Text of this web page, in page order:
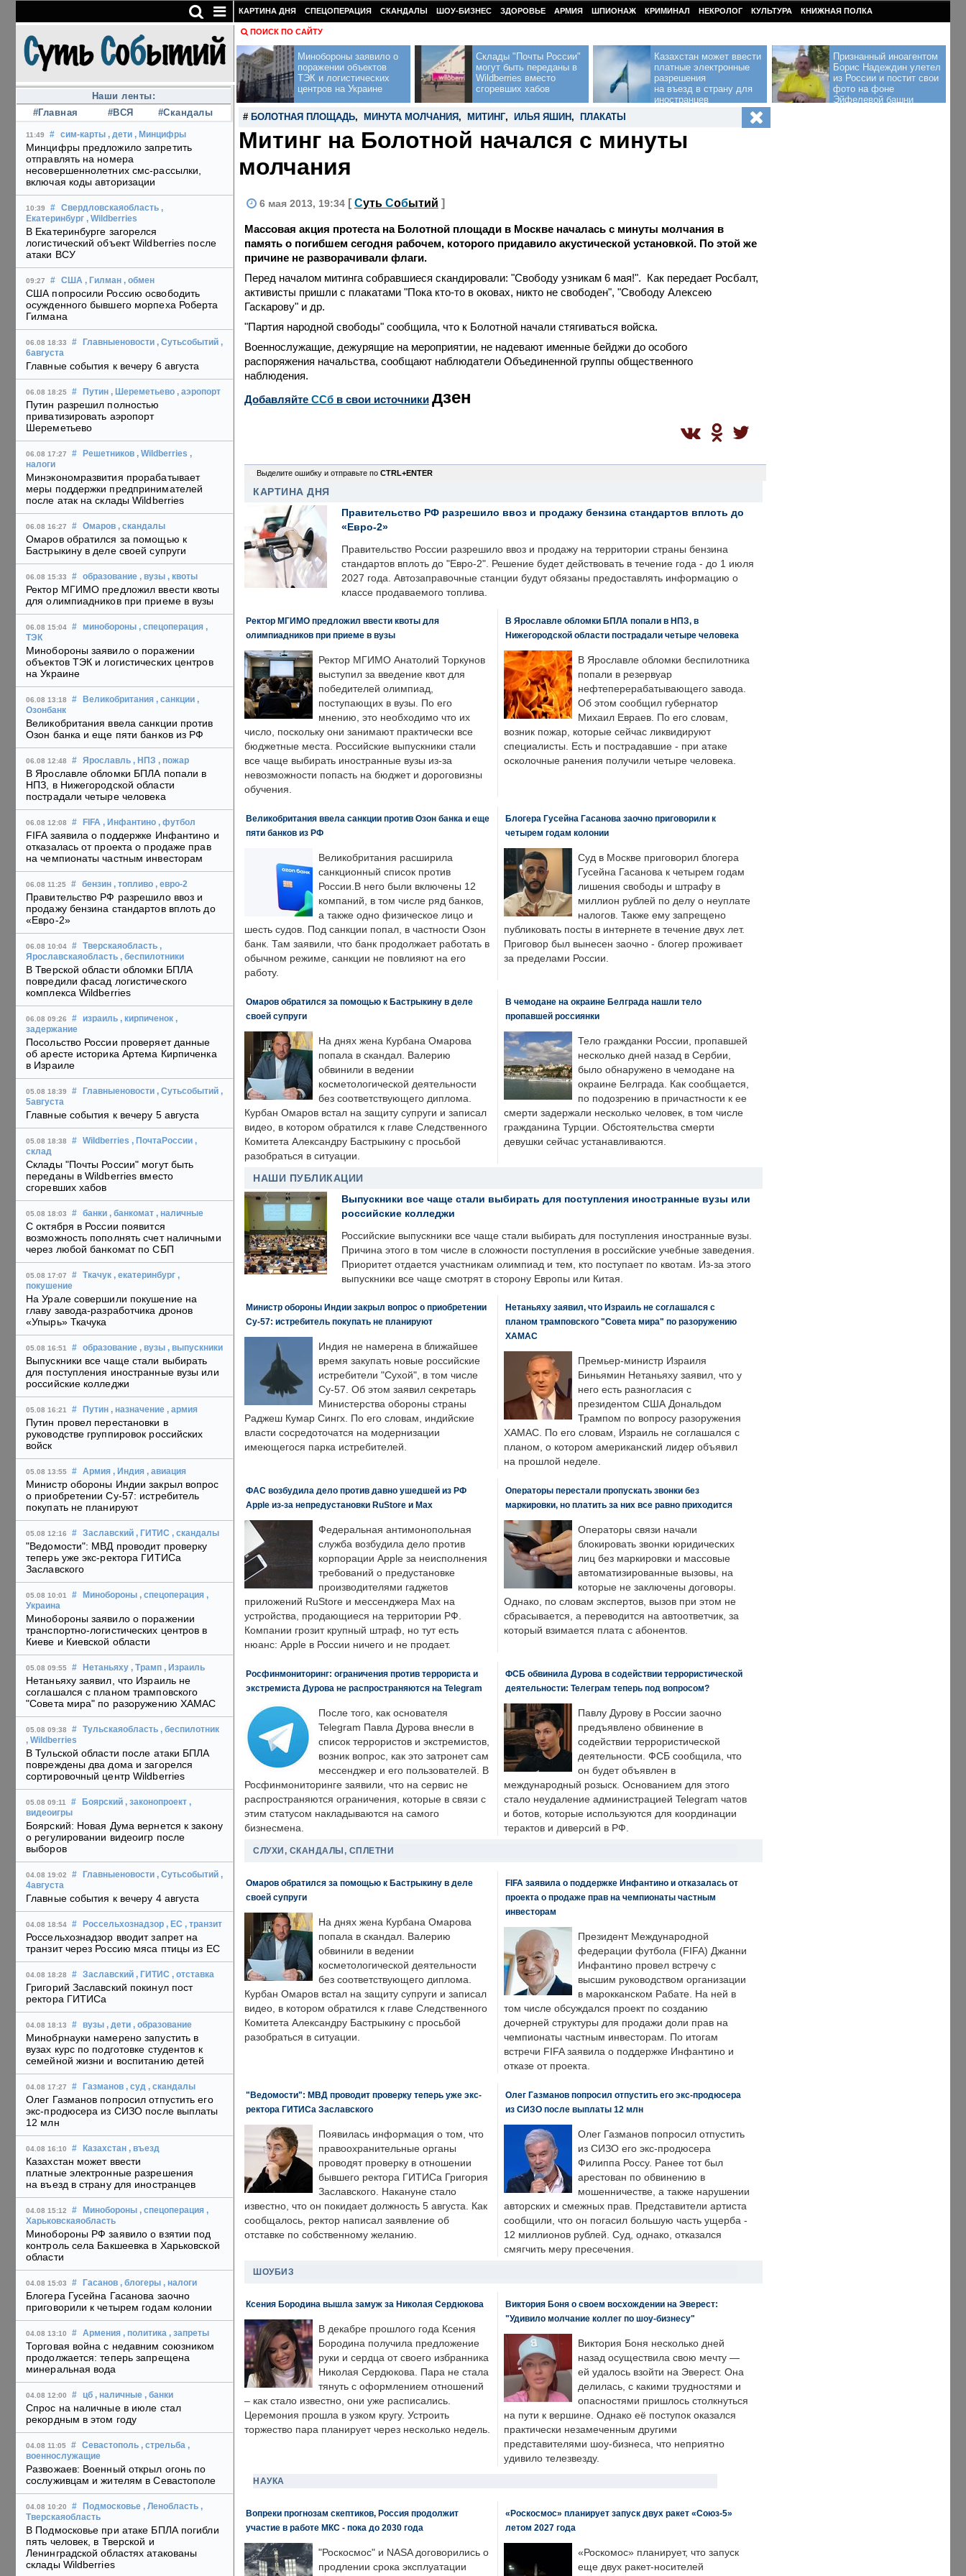
Наши ленты:
#Главная
#ВСЯ #Скандалы
11:49 # сим-карты , дети , Минцифры
Минцифры предложило запретить
отправлять на номера
несовершеннолетних смс-рассылки,
включая коды авторизации
10:39 # Свердловскаяобласть ,
Екатеринбург , Wildberries
В Екатеринбурге загорелся
логистический объект Wildberries после
атаки ВСУ
09:27 # США , Гилман , обмен
США попросили Россию освободить
осужденного бывшего морпеха Роберта
Гилмана
06.08 18:33 # Главныеновости , Сутьсобытий ,
6августа
Главные события к вечеру 6 августа
06.08 18:25 # Путин , Шереметьево , аэропорт
Путин разрешил полностью
приватизировать аэропорт
Шереметьево
06.08 17:27 # Решетников , Wildberries ,
налоги
Минэкономразвития прорабатывает
меры поддержки предпринимателей
после атак на склады Wildberries
06.08 16:27 # Омаров , скандалы
Омаров обратился за помощью к
Бастрыкину в деле своей супруги
06.08 15:33 # образование , вузы , квоты
Ректор МГИМО предложил ввести квоты
для олимпиадников при приеме в вузы
06.08 15:04 # минобороны , спецоперация ,
ТЭК
Минобороны заявило о поражении
объектов ТЭК и логистических центров
на Украине
06.08 13:18 # Великобритания , санкции ,
Озонбанк
Великобритания ввела санкции против
Озон банка и еще пяти банков из РФ
06.08 12:48 # Ярославль , НПЗ , пожар
В Ярославле обломки БПЛА попали в
НПЗ, в Нижегородской области
пострадали четыре человека
06.08 12:08 # FIFA , Инфантино , футбол
FIFA заявила о поддержке Инфантино и
отказалась от проекта о продаже прав
на чемпионаты частным инвесторам
06.08 11:25 # бензин , топливо , евро-2
Правительство РФ разрешило ввоз и
продажу бензина стандартов вплоть до
«Евро-2»
06.08 10:04 # Тверскаяобласть ,
Ярославскаяобласть , беспилотники
В Тверской области обломки БПЛА
повредили фасад логистического
комплекса Wildberries
06.08 09:26 # израиль , кирпиченок ,
задержание
Посольство России проверяет данные
об аресте историка Артема Кирпиченка
в Израиле
05.08 18:39 # Главныеновости , Сутьсобытий ,
5августа
Главные события к вечеру 5 августа
05.08 18:38 # Wildberries , ПочтаРоссии ,
склад
Склады "Почты России" могут быть
переданы в Wildberries вместо
сгоревших хабов
05.08 18:03 # банки , банкомат , наличные
С октября в России появится
возможность пополнять счет наличными
через любой банкомат по СБП
05.08 17:07 # Ткачук , екатеринбург ,
покушение
На Урале совершили покушение на
главу завода-разработчика дронов
«Упырь» Ткачука
05.08 16:51 # образование , вузы , выпускники
Выпускники все чаще стали выбирать
для поступления иностранные вузы или
российские колледжи
05.08 16:21 # Путин , назначение , армия
Путин провел перестановки в
руководстве группировок российских
войск
05.08 13:55 # Армия , Индия , авиация
Министр обороны Индии закрыл вопрос
о приобретении Су-57: истребитель
покупать не планируют
05.08 12:16 # Заславский , ГИТИС , скандалы
"Ведомости": МВД проводит проверку
теперь уже экс-ректора ГИТИСа
Заславского
05.08 10:01 # Минобороны , спецоперация ,
Украина
Минобороны заявило о поражении
транспортно-логистических центров в
Киеве и Киевской области
05.08 09:55 # Нетаньяху , Трамп , Израиль
Нетаньяху заявил, что Израиль не
соглашался с планом трамповского
"Совета мира" по разоружению ХАМАС
05.08 09:38 # Тульскаяобласть , беспилотник
, Wildberries
В Тульской области после атаки БПЛА
повреждены два дома и загорелся
сортировочный центр Wildberries
05.08 09:11 # Боярский , законопроект ,
видеоигры
Боярский: Новая Дума вернется к закону
о регулировании видеоигр после
выборов
04.08 19:02 # Главныеновости , Сутьсобытий ,
4августа
Главные события к вечеру 4 августа
04.08 18:54 # Россельхознадзор , ЕС , транзит
Россельхознадзор вводит запрет на
транзит через Россию мяса птицы из ЕС
04.08 18:28 # Заславский , ГИТИС , отставка
Григорий Заславский покинул пост
ректора ГИТИСа
04.08 18:13 # вузы , дети , образование
Минобрнауки намерено запустить в
вузах курс по подготовке студентов к
семейной жизни и воспитанию детей
04.08 17:27 # Газманов , суд , скандалы
Олег Газманов попросил отпустить его
экс-продюсера из СИЗО после выплаты
12 млн
04.08 16:10 # Казахстан , въезд
Казахстан может ввести
платные электронные разрешения
на въезд в страну для иностранцев
04.08 15:12 # Минобороны , спецоперация ,
Харьковскаяобласть
Минобороны РФ заявило о взятии под
контроль села Бакшеевка в Харьковской
области
04.08 15:03 # Гасанов , блогеры , налоги
Блогера Гусейна Гасанова заочно
приговорили к четырем годам колонии
04.08 13:10 # Армения , политика , запреты
Торговая война с недавним союзником
продолжается: теперь запрещена
минеральная вода
04.08 12:00 # цб , наличные , банки
Спрос на наличные в июле стал
рекордным в этом году
04.08 11:05 # Севастополь , стрельба ,
военнослужащие
Развожаев: Военный открыл огонь по
сослуживцам и жителям в Севастополе
04.08 10:20 # Подмосковье , Ленобласть ,
Тверскаяобласть
В Подмосковье при атаке БПЛА погибли
пять человек, в Тверской и
Ленинградской областях атакованы
склады Wildberries
КАРТИНА ДНЯ СПЕЦОПЕРАЦИЯ СКАНДАЛЫ ШОУ-БИЗНЕС ЗДОРОВЬЕ АРМИЯ ШПИОНАЖ КРИМИНАЛ НЕКРОЛОГ КУЛЬТУРА КНИЖНАЯ ПОЛКА
ПОИСК ПО САЙТУ
Минобороны заявило о
поражении объектов
ТЭК и логистических
центров на Украине
Склады "Почты России"
могут быть переданы в
Wildberries вместо
сгоревших хабов
Казахстан может ввести
платные электронные
разрешения
на въезд в страну для
иностранцев
Признанный иноагентом
Борис Надеждин улетел
из России и постит свои
фото на фоне
Эйфелевой башни
# БОЛОТНАЯ ПЛОЩАДЬ, МИНУТА МОЛЧАНИЯ , МИТИНГ, ИЛЬЯ ЯШИН , ПЛАКАТЫ
Митинг на Болотной начался с минуты
молчания
6 мая 2013, 19:34 [ Суть Событий ]
Массовая акция протеста на Болотной площади в Москве началась с минуты молчания в
память о погибшем сегодня рабочем, которого придавило акустической установкой. По этой же
причине не разворачивали флаги.
Перед началом митинга собравшиеся скандировали: "Свободу узникам 6 мая!". Как передает Росбалт,
активисты пришли с плакатами "Пока кто-то в оковах, никто не свободен", "Свободу Алексею
Гаскарову" и др.
"Партия народной свободы" сообщила, что к Болотной начали стягиваться войска.
Военнослужащие, дежурящие на мероприятии, не надевают именные бейджи до особого
распоряжения начальства, сообщают наблюдатели Объединенной группы общественного
наблюдения.
Добавляйте CСб в свои источники дзен
Выделите ошибку и отправьте по CTRL+ENTER
КАРТИНА ДНЯ
Правительство РФ разрешило ввоз и продажу бензина стандартов вплоть до
«Евро-2»
Правительство России разрешило ввоз и продажу на территории страны бензина
стандартов вплоть до "Евро-2". Решение будет действовать в течение года - до 1 июля
2027 года. Автозаправочные станции будут обязаны предоставлять информацию о
классе продаваемого топлива.
Ректор МГИМО предложил ввести квоты для
олимпиадников при приеме в вузы
Ректор МГИМО Анатолий Торкунов
выступил за введение квот для
победителей олимпиад,
поступающих в вузы. По его
мнению, это необходимо что их
число, поскольку они занимают практически все
бюджетные места. Российские выпускники стали
все чаще выбирать иностранные вузы из-за
невозможности попасть на бюджет и дороговизны
обучения.
В Ярославле обломки БПЛА попали в НПЗ, в
Нижегородской области пострадали четыре человека
В Ярославле обломки беспилотника
попали в резервуар
нефтеперерабатывающего завода.
Об этом сообщил губернатор
Михаил Евраев. По его словам,
возник пожар, которые сейчас ликвидируют
специалисты. Есть и пострадавшие - при атаке
осколочные ранения получили четыре человека.
Великобритания ввела санкции против Озон банка и еще
пяти банков из РФ
Великобритания расширила
санкционный список против
России.В него были включены 12
компаний, в том числе ряд банков,
а также одно физическое лицо и
шесть судов. Под санкции попал, в частности Озон
банк. Там заявили, что банк продолжает работать в
обычном режиме, санкции не повлияют на его
работу.
Блогера Гусейна Гасанова заочно приговорили к
четырем годам колонии
Суд в Москве приговорил блогера
Гусейна Гасанова к четырем годам
лишения свободы и штрафу в
миллион рублей по делу о неуплате
налогов. Также ему запрещено
публиковать посты в интернете в течение двух лет.
Приговор был вынесен заочно - блогер проживает
за пределами России.
Омаров обратился за помощью к Бастрыкину в деле
своей супруги
На днях жена Курбана Омарова
попала в скандал. Валерию
обвинили в ведении
косметологической деятельности
без соответствующего диплома.
Курбан Омаров встал на защиту супруги и записал
видео, в котором обратился к главе Следственного
Комитета Александру Бастрыкину с просьбой
разобраться в ситуации.
В чемодане на окраине Белграда нашли тело
пропавшей россиянки
Тело гражданки России, пропавшей
несколько дней назад в Сербии,
было обнаружено в чемодане на
окраине Белграда. Как сообщается,
по подозрению в причастности к ее
смерти задержали несколько человек, в том числе
гражданина Турции. Обстоятельства смерти
девушки сейчас устанавливаются.
НАШИ ПУБЛИКАЦИИ
Выпускники все чаще стали выбирать для поступления иностранные вузы или
российские колледжи
Российские выпускники все чаще стали выбирать для поступления иностранные вузы.
Причина этого в том числе в сложности поступления в российские учебные заведения.
Приоритет отдается участникам олимпиад и тем, кто поступает по квотам. Из-за этого
выпускники все чаще смотрят в сторону Европы или Китая.
Министр обороны Индии закрыл вопрос о приобретении
Су-57: истребитель покупать не планируют
Индия не намерена в ближайшее
время закупать новые российские
истребители "Сухой", в том числе
Су-57. Об этом заявил секретарь
Министерства обороны страны
Раджеш Кумар Сингх. По его словам, индийские
власти сосредоточатся на модернизации
имеющегося парка истребителей.
Нетаньяху заявил, что Израиль не соглашался с
планом трамповского "Совета мира" по разоружению
ХАМАС
Премьер-министр Израиля
Биньямин Нетаньяху заявил, что у
него есть разногласия с
президентом США Дональдом
Трампом по вопросу разоружения
ХАМАС. По его словам, Израиль не соглашался с
планом, о котором американский лидер объявил
на прошлой неделе.
ФАС возбудила дело против давно ушедшей из РФ
Apple из-за непредустановки RuStore и Max
Федеральная антимонопольная
служба возбудила дело против
корпорации Apple за неисполнения
требований о предустановке
производителями гаджетов
приложений RuStore и мессенджера Max на
устройства, продающиеся на территории РФ.
Компании грозит крупный штраф, но тут есть
нюанс: Apple в России ничего и не продает.
Операторы перестали пропускать звонки без
маркировки, но платить за них все равно приходится
Операторы связи начали
блокировать звонки юридических
лиц без маркировки и массовые
автоматизированные вызовы, на
которые не заключены договоры.
Однако, по словам экспертов, вызов при этом не
сбрасывается, а переводится на автоответчик, за
который взимается плата с абонентов.
Росфинмониторинг: ограничения против террориста и
экстремиста Дурова не распространяются на Telegram
После того, как основателя
Telegram Павла Дурова внесли в
список террористов и экстремистов,
возник вопрос, как это затронет сам
мессенджер и его пользователей. В
Росфинмониторинге заявили, что на сервис не
распространяются ограничения, которые в связи с
этим статусом накладываются на самого
бизнесмена.
ФСБ обвинила Дурова в содействии террористической
деятельности: Телеграм теперь под вопросом?
Павлу Дурову в России заочно
предъявлено обвинение в
содействии террористической
деятельности. ФСБ сообщила, что
он будет объявлен в
международный розыск. Основанием для этого
стало неудаление администрацией Telegram чатов
и ботов, которые используются для координации
терактов и диверсий в РФ.
СЛУХИ, СКАНДАЛЫ, СПЛЕТНИ
Омаров обратился за помощью к Бастрыкину в деле
своей супруги
На днях жена Курбана Омарова
попала в скандал. Валерию
обвинили в ведении
косметологической деятельности
без соответствующего диплома.
Курбан Омаров встал на защиту супруги и записал
видео, в котором обратился к главе Следственного
Комитета Александру Бастрыкину с просьбой
разобраться в ситуации.
FIFA заявила о поддержке Инфантино и отказалась от
проекта о продаже прав на чемпионаты частным
инвесторам
Президент Международной
федерации футбола (FIFA) Джанни
Инфантино провел встречу с
высшим руководством организации
в марокканском Рабате. На ней в
том числе обсуждался проект по созданию
дочерней структуры для продажи доли прав на
чемпионаты частным инвесторам. По итогам
встречи FIFA заявила о поддержке Инфантино и
отказе от проекта.
"Ведомости": МВД проводит проверку теперь уже экс-
ректора ГИТИСа Заславского
Появилась информация о том, что
правоохранительные органы
проводят проверку в отношении
бывшего ректора ГИТИСа Григория
Заславского. Накануне стало
известно, что он покидает должность 5 августа. Как
сообщалось, ректор написал заявление об
отставке по собственному желанию.
Олег Газманов попросил отпустить его экс-продюсера
из СИЗО после выплаты 12 млн
Олег Газманов попросил отпустить
из СИЗО его экс-продюсера
Филиппа Россу. Ранее тот был
арестован по обвинению в
мошенничестве, а также нарушении
авторских и смежных прав. Представители артиста
сообщили, что он погасил большую часть ущерба -
12 миллионов рублей. Суд, однако, отказался
смягчить меру пресечения.
ШОУБИЗ
Ксения Бородина вышла замуж за Николая Сердюкова
В декабре прошлого года Ксения
Бородина получила предложение
руки и сердца от своего избранника
Николая Сердюкова. Пара не стала
тянуть с оформлением отношений
– как стало известно, они уже расписались.
Церемония прошла в узком кругу. Устроить
торжество пара планирует через несколько недель.
Виктория Боня о своем восхождении на Эверест:
"Удивило молчание коллег по шоу-бизнесу"
Виктория Боня несколько дней
назад осуществила свою мечту —
ей удалось взойти на Эверест. Она
делилась, с какими трудностями и
опасностями пришлось столкнуться
на пути к вершине. Однако её поступок оказался
практически незамеченным другими
представителями шоу-бизнеса, что неприятно
удивило телезвезду.
НАУКА
Вопреки прогнозам скептиков, Россия продолжит
участие в работе МКС - пока до 2030 года
"Роскосмос" и NASA договорились о
продлении срока эксплуатации
«Роскосмос» планирует запуск двух ракет «Союз-5»
летом 2027 года
«Роскомос» планирует, что запуск
еще двух ракет-носителей